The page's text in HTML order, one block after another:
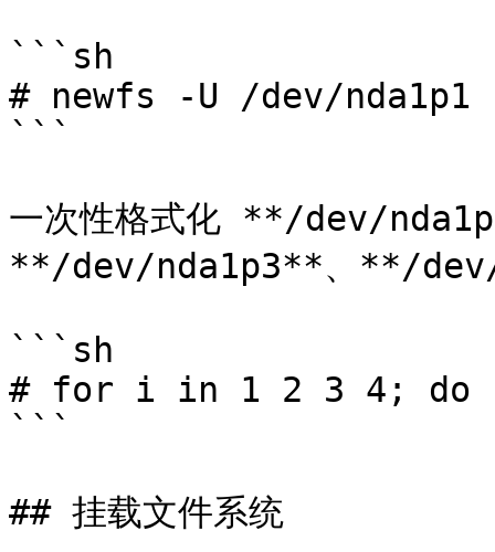
```sh
# newfs -U /dev/nda1p1
```
一次性格式化 **/dev/
**/dev/nda1p3**、**/
```sh
# for i in 1 2 3 4; do
```
## 挂载文件系统